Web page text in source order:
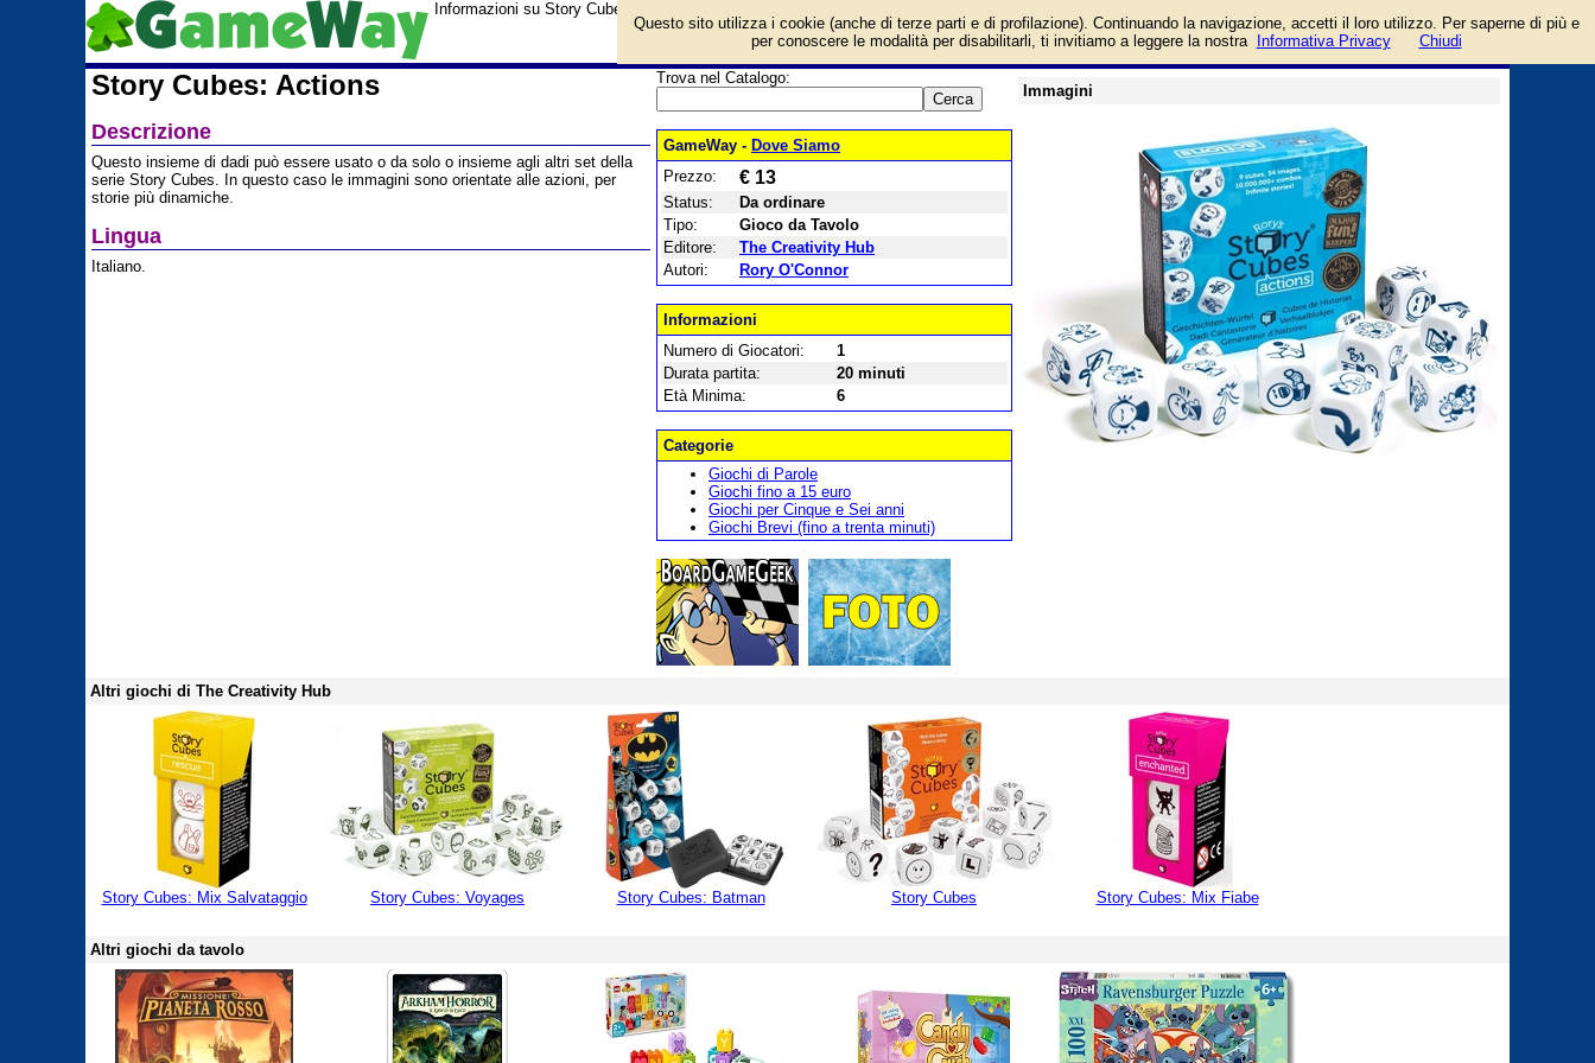
guida
Informazioni su Story Cubes: Actions e prezzo di vendita. Prodotto da The Creativity Hub
Story Cubes: Actions
Descrizione
Questo insieme di dadi può essere usato o da solo o insieme agli altri set della
serie Story Cubes. In questo caso le immagini sono orientate alle azioni, per
storie più dinamiche.
Lingua
Italiano.
Trova nel Catalogo:
GameWay - Dove Siamo
Prezzo:
€ 13
Status:
Da ordinare
Tipo:
Gioco da Tavolo
Editore:
The Creativity Hub
Autori:
Rory O'Connor
Informazioni
Numero di Giocatori:
1
Durata partita:
20 minuti
Età Minima:
6
Categorie
Giochi di Parole
Giochi fino a 15 euro
Giochi per Cinque e Sei anni
Giochi Brevi (fino a trenta minuti)
Immagini
Altri giochi di The Creativity Hub
Story Cubes: Mix Salvataggio Story Cubes: Voyages Story Cubes: Batman Story Cubes Story Cubes: Mix Fiabe
Altri giochi da tavolo
Questo sito utilizza i cookie (anche di terze parti e di profilazione). Continuando la navigazione, accetti il loro utilizzo. Per saperne di più e
per conoscere le modalità per disabilitarli, ti invitiamo a leggere la nostra
Informativa Privacy Chiudi